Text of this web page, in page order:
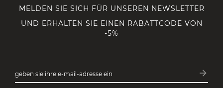
MELDEN SIE SICH FÜR UNSEREN NEWSLETTER
UND ERHALTEN SIE EINEN RABATTCODE VON
-5%
geben sie ihre e-mail-adresse ein arrow_forward